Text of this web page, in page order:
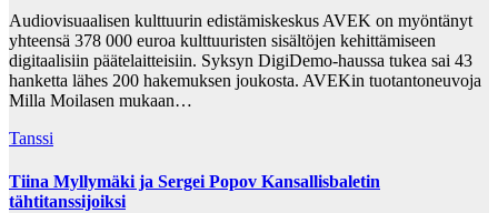
Audiovisuaalisen kulttuurin edistämiskeskus AVEK on myöntänyt
yhteensä 378 000 euroa kulttuuristen sisältöjen kehittämiseen
digitaalisiin päätelaitteisiin. Syksyn DigiDemo-haussa tukea sai 43
hanketta lähes 200 hakemuksen joukosta. AVEKin tuotantoneuvoja
Milla Moilasen mukaan…
Tanssi
Tiina Myllymäki ja Sergei Popov Kansallisbaletin
tähtitanssijoiksi